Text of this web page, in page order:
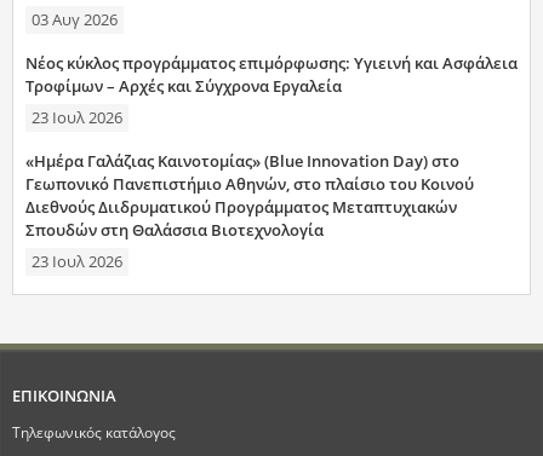
03 Αυγ 2026
Νέος κύκλος προγράμματος επιμόρφωσης: Υγιεινή και Ασφάλεια
Τροφίμων – Αρχές και Σύγχρονα Εργαλεία
23 Ιουλ 2026
«Ημέρα Γαλάζιας Καινοτομίας» (Blue Innovation Day) στο
Γεωπονικό Πανεπιστήμιο Αθηνών, στο πλαίσιο του Κοινού
Διεθνούς Διιδρυματικού Προγράμματος Μεταπτυχιακών
Σπουδών στη Θαλάσσια Βιοτεχνολογία
23 Ιουλ 2026
ΕΠΙΚΟΙΝΩΝΙΑ
Τηλεφωνικός κατάλογος